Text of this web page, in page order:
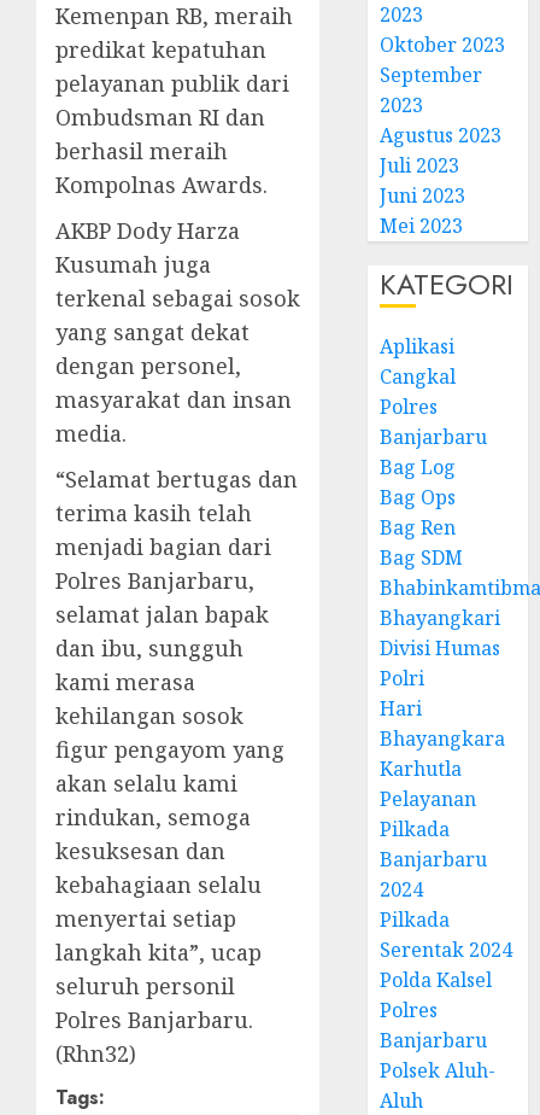
Kemenpan RB, meraih
predikat kepatuhan
pelayanan publik dari
Ombudsman RI dan
berhasil meraih
Kompolnas Awards.
AKBP Dody Harza
Kusumah juga
terkenal sebagai sosok
yang sangat dekat
dengan personel,
masyarakat dan insan
media.
“Selamat bertugas dan
terima kasih telah
menjadi bagian dari
Polres Banjarbaru,
selamat jalan bapak
dan ibu, sungguh
kami merasa
kehilangan sosok
figur pengayom yang
akan selalu kami
rindukan, semoga
kesuksesan dan
kebahagiaan selalu
menyertai setiap
langkah kita”, ucap
seluruh personil
Polres Banjarbaru.
(Rhn32)
Tags:
2023
Oktober 2023
September
2023
Agustus 2023
Juli 2023
Juni 2023
Mei 2023
KATEGORI
Aplikasi
Cangkal
Polres
Banjarbaru
Bag Log
Bag Ops
Bag Ren
Bag SDM
Bhayangkari
Divisi Humas
Polri
Hari
Bhayangkara
Karhutla
Pelayanan
Pilkada
Banjarbaru
2024
Pilkada
Serentak 2024
Polda Kalsel
Polres
Banjarbaru
Polsek Aluh-
Aluh